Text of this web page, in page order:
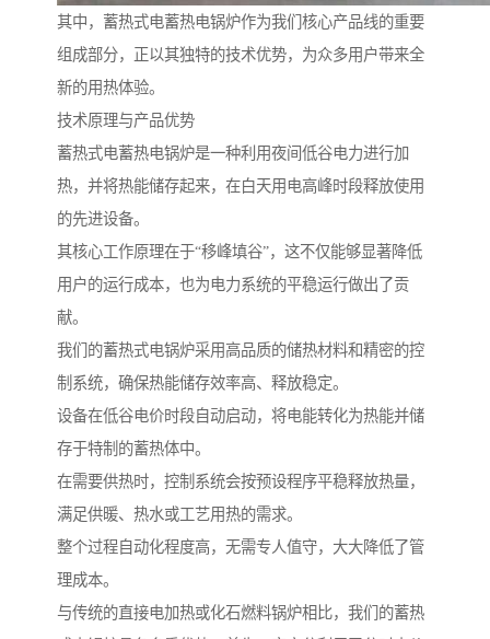
其中，蓄热式电蓄热电锅炉作为我们核心产品线的重要
组成部分，正以其独特的技术优势，为众多用户带来全
新的用热体验。
技术原理与产品优势
蓄热式电蓄热电锅炉是一种利用夜间低谷电力进行加
热，并将热能储存起来，在白天用电高峰时段释放使用
的先进设备。
其核心工作原理在于“移峰填谷”，这不仅能够显著降低
用户的运行成本，也为电力系统的平稳运行做出了贡
献。
我们的蓄热式电锅炉采用高品质的储热材料和精密的控
制系统，确保热能储存效率高、释放稳定。
设备在低谷电价时段自动启动，将电能转化为热能并储
存于特制的蓄热体中。
在需要供热时，控制系统会按预设程序平稳释放热量，
满足供暖、热水或工艺用热的需求。
整个过程自动化程度高，无需专人值守，大大降低了管
理成本。
与传统的直接电加热或化石燃料锅炉相比，我们的蓄热